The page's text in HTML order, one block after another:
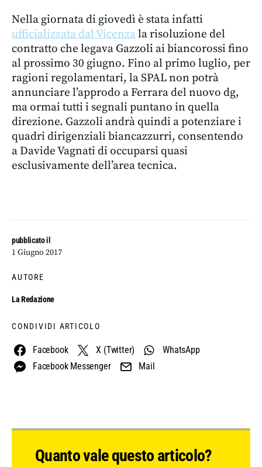
pubblicato il
1 Giugno 2017
AUTORE
La Redazione
CONDIVIDI ARTICOLO
Facebook X (Twitter)
WhatsApp
Facebook Messenger
Mail
Nella giornata di giovedì è stata infatti
ufficializzata dal Vicenzala risoluzione del
contratto che legava Gazzoli ai biancorossi fino
al prossimo 30 giugno. Fino al primo luglio, per
ragioni regolamentari, la SPAL non potrà
annunciare l’approdo a Ferrara del nuovo dg,
ma ormai tutti i segnali puntano in quella
direzione. Gazzoli andrà quindi a potenziare i
quadri dirigenziali biancazzurri, consentendo
a Davide Vagnati di occuparsi quasi
esclusivamente dell’area tecnica.
Quanto vale questo articolo?